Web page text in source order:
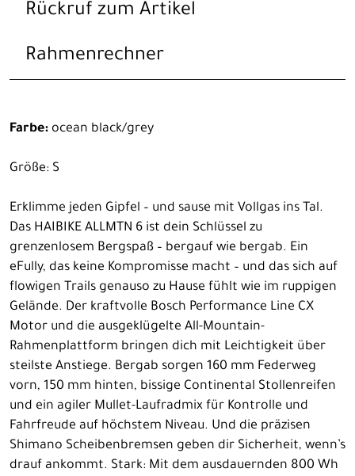
Rückruf zum Artikel
Rahmenrechner
Farbe: ocean black/grey
Größe: S
Erklimme jeden Gipfel – und sause mit Vollgas ins Tal.
Das HAIBIKE ALLMTN 6 ist dein Schlüssel zu
grenzenlosem Bergspaß – bergauf wie bergab. Ein
eFully, das keine Kompromisse macht – und das sich auf
flowigen Trails genauso zu Hause fühlt wie im ruppigen
Gelände. Der kraftvolle Bosch Performance Line CX
Motor und die ausgeklügelte All-Mountain-
Rahmenplattform bringen dich mit Leichtigkeit über
steilste Anstiege. Bergab sorgen 160 mm Federweg
vorn, 150 mm hinten, bissige Continental Stollenreifen
und ein agiler Mullet-Laufradmix für Kontrolle und
Fahrfreude auf höchstem Niveau. Und die präzisen
Shimano Scheibenbremsen geben dir Sicherheit, wenn’s
drauf ankommt. Stark: Mit dem ausdauernden 800 Wh